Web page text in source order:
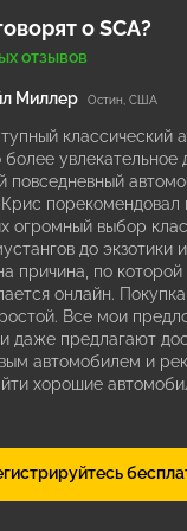
о SCA?
отзывов
Миллер Остин, США
классический
более увлекательное
повседневный
порекомендовал
огромный выбор
до экзотики
причина, по которой
онлайн.
Все мои
даже предлагают
автомобилем и
хорошие